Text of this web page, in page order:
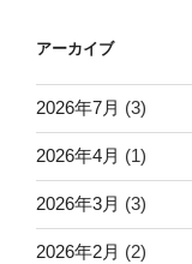
アーカイブ
2026年7月 (3)
2026年4月 (1)
2026年3月 (3)
2026年2月 (2)